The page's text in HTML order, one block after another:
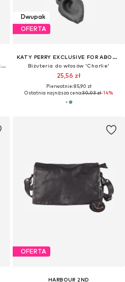
Zegarek analogowy 'Shine GR White Silicone'
Dwupak
OFERTA
KATY PERRY EXCLUSIVE FOR ABOUT YOU
Biżuteria do włosów 'Charlie'
25,56 zł
Pierwotnie: 85,90 zł
Ostatnia najniższa cena:30,03 zł-14%
OFERTA
HARBOUR 2ND